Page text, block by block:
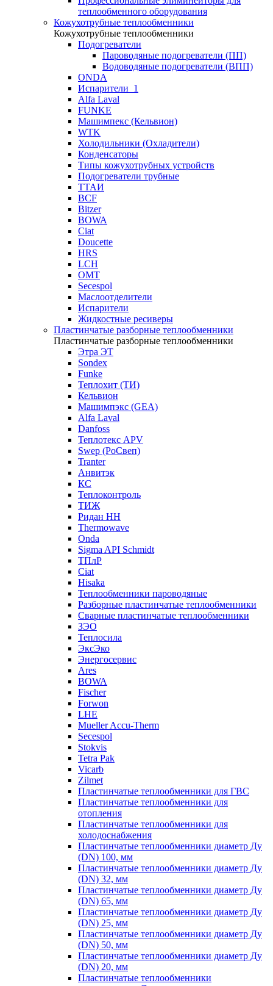
теплообменного оборудования
Кожухотрубные теплообменники
Кожухотрубные теплообменники
Подогреватели
Пароводяные подогреватели (ПП)
Водоводяные подогреватели (ВПП)
ONDA
Испарители_1
Alfa Laval
FUNKE
Машимпекс (Кельвион)
WTK
Холодильники (Охладители)
Конденсаторы
Типы кожухотрубных устройств
Подогреватели трубные
ТТАИ
BCF
Bitzer
BOWA
Ciat
Doucette
HRS
LCH
OMT
Secespol
Маслоотделители
Испарители
Жидкостные ресиверы
Пластинчатые разборные теплообменники
Пластинчатые разборные теплообменники
Этра ЭТ
Sondex
Funke
Теплохит (ТИ)
Кельвион
Машимпэкс (GEA)
Alfa Laval
Danfoss
Теплотекс APV
Swep (РоСвеп)
Tranter
Анвитэк
КС
Теплоконтроль
ТИЖ
Ридан НН
Thermowave
Onda
Sigma API Schmidt
ТПлР
Ciat
Hisaka
Теплообменники пароводяные
Разборные пластинчатые теплообменники
Сварные пластинчатые теплообменники
ЗЭО
Теплосила
ЭксЭко
Энергосервис
Ares
BOWA
Fischer
Forwon
LHE
Mueller Accu-Therm
Secespol
Stokvis
Tetra Pak
Vicarb
Zilmet
Пластинчатые теплообменники для ГВС
Пластинчатые теплообменники для
отопления
Пластинчатые теплообменники для
холодоснабжения
Пластинчатые теплообменники диаметр Ду
(DN) 100, мм
Пластинчатые теплообменники диаметр Ду
(DN) 32, мм
Пластинчатые теплообменники диаметр Ду
(DN) 65, мм
Пластинчатые теплообменники диаметр Ду
(DN) 25, мм
Пластинчатые теплообменники диаметр Ду
(DN) 50, мм
Пластинчатые теплообменники диаметр Ду
(DN) 20, мм
Пластинчатые теплообменники